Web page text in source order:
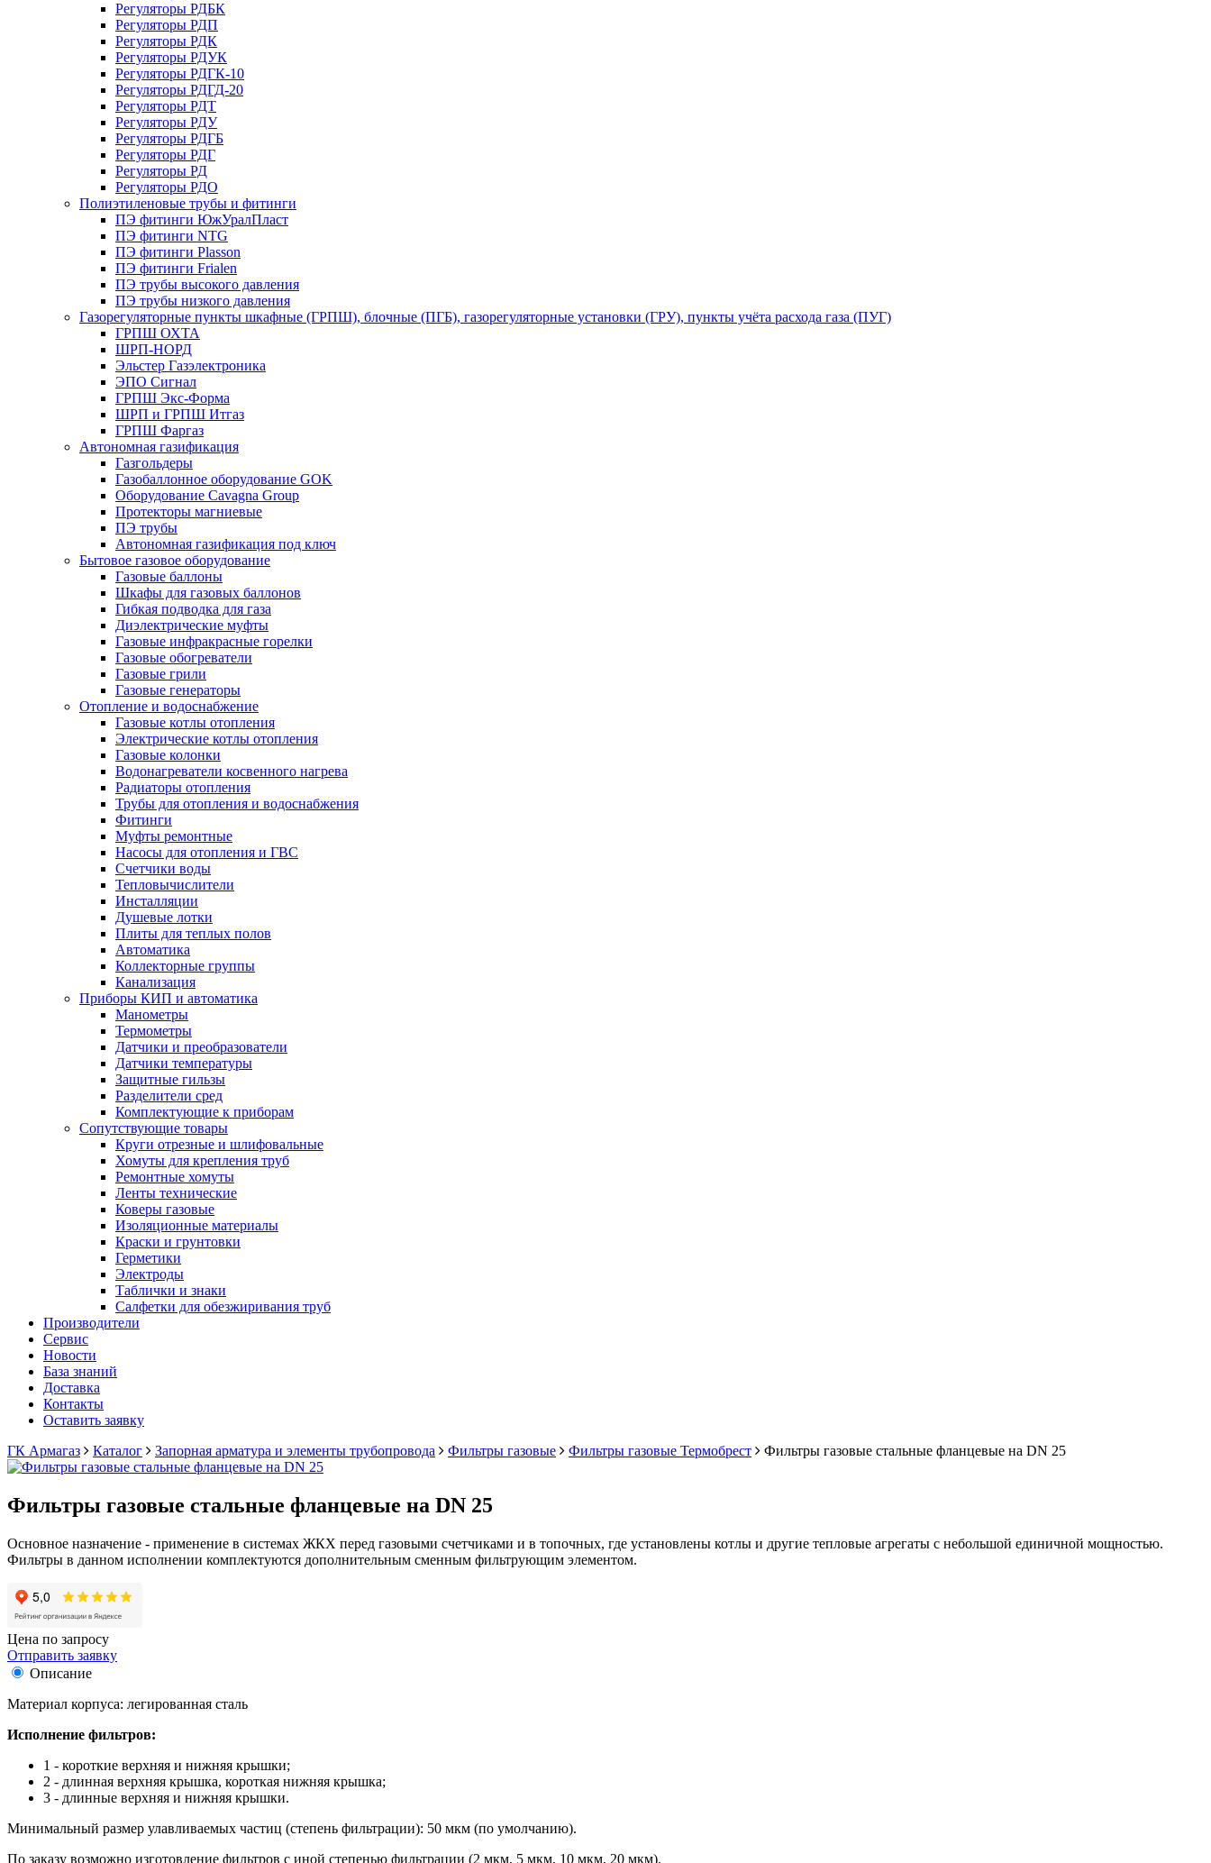
Регуляторы РДБК
Регуляторы РДП
Регуляторы РДК
Регуляторы РДУК
Регуляторы РДГК-10
Регуляторы РДГД-20
Регуляторы РДТ
Регуляторы РДУ
Регуляторы РДГБ
Регуляторы РДГ
Регуляторы РД
Регуляторы РДО
Полиэтиленовые трубы и фитинги
ПЭ фитинги ЮжУралПласт
ПЭ фитинги NTG
ПЭ фитинги Plasson
ПЭ фитинги Frialen
ПЭ трубы высокого давления
ПЭ трубы низкого давления
Газорегуляторные пункты шкафные (ГРПШ), блочные (ПГБ), газорегуляторные установки (ГРУ), пункты учёта расхода газа (ПУГ)
ГРПШ ОХТА
ШРП-НОРД
Эльстер Газэлектроника
ЭПО Сигнал
ГРПШ Экс-Форма
ШРП и ГРПШ Итгаз
ГРПШ Фаргаз
Автономная газификация
Газгольдеры
Газобаллонное оборудование GOK
Оборудование Cavagna Group
Протекторы магниевые
ПЭ трубы
Автономная газификация под ключ
Бытовое газовое оборудование
Газовые баллоны
Шкафы для газовых баллонов
Гибкая подводка для газа
Диэлектрические муфты
Газовые инфракрасные горелки
Газовые обогреватели
Газовые грили
Газовые генераторы
Отопление и водоснабжение
Газовые котлы отопления
Электрические котлы отопления
Газовые колонки
Водонагреватели косвенного нагрева
Радиаторы отопления
Трубы для отопления и водоснабжения
Фитинги
Муфты ремонтные
Насосы для отопления и ГВС
Счетчики воды
Тепловычислители
Инсталляции
Душевые лотки
Плиты для теплых полов
Автоматика
Коллекторные группы
Канализация
Приборы КИП и автоматика
Манометры
Термометры
Датчики и преобразователи
Датчики температуры
Защитные гильзы
Разделители сред
Комплектующие к приборам
Сопутствующие товары
Круги отрезные и шлифовальные
Хомуты для крепления труб
Ремонтные хомуты
Ленты технические
Коверы газовые
Изоляционные материалы
Краски и грунтовки
Герметики
Электроды
Таблички и знаки
Салфетки для обезжиривания труб
Производители
Сервис
Новости
База знаний
Доставка
Контакты
Оставить заявку
ГК Армагаз
Каталог Запорная арматура и элементы трубопровода Фильтры газовые Фильтры газовые Термобрест Фильтры газовые стальные фланцевые на DN 25
Фильтры газовые стальные фланцевые на DN 25
Основное назначение - применение в системах ЖКХ перед газовыми счетчиками и в топочных, где установлены котлы и другие тепловые агрегаты с небольшой единичной мощностью.
Фильтры в данном исполнении комплектуются дополнительным сменным фильтрующим элементом.
Цена по запросу
Отправить заявку
Описание
Материал корпуса: легированная сталь
Исполнение фильтров:
1 - короткие верхняя и нижняя крышки;
2 - длинная верхняя крышка, короткая нижняя крышка;
3 - длинные верхняя и нижняя крышки.
Минимальный размер улавливаемых частиц (степень фильтрации): 50 мкм (по умолчанию).
По заказу возможно изготовление фильтров с иной степенью фильтрации (2 мкм, 5 мкм, 10 мкм, 20 мкм).